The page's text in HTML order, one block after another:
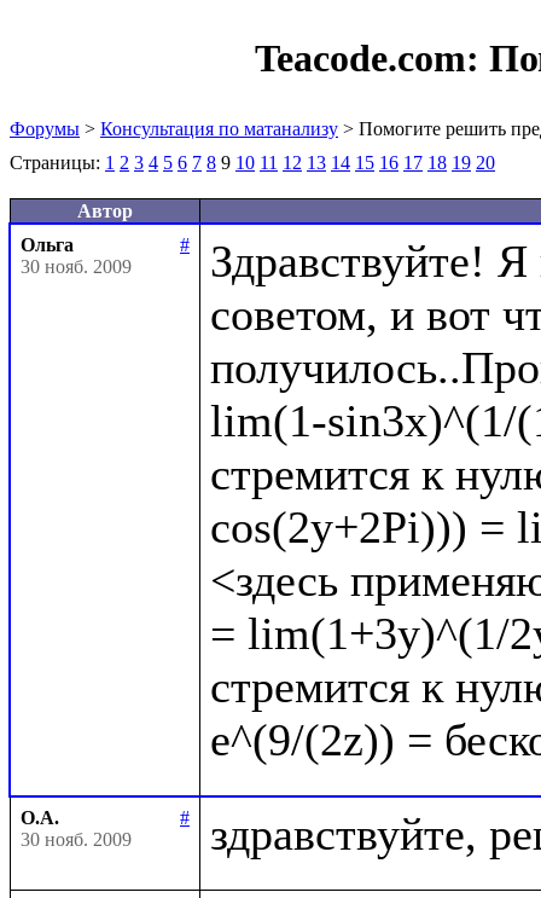
Teacode.com:
Форумы > Консультация по матанализу > Помогите решить
Страницы: 1 2 3 4 5 6 7 8 9 10 11 12 13 14 15 16 17 18 19 20
Автор
Ольга
#
30 нояб. 2009
Здравствуйте!
советом, и вот
lim(1-sin3x)^(1/
стремится к
cos(2y+2Pi))) =
<здесь
= lim(1+3y)^(1/
стремится к
О.А.
#
30 нояб. 2009